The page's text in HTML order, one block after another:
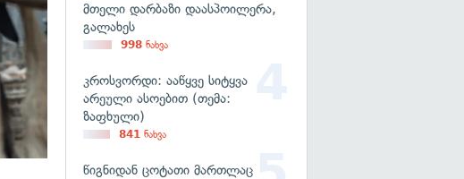
მთელი დარბაზი დაასპოილერა,
გალახეს
998 ნახვა
კროსვორდი: ააწყვე სიტყვა
არეული ასოებით (თემა:
ზაფხული)
841 ნახვა
წიგნიდან ცოტათი მართლაც